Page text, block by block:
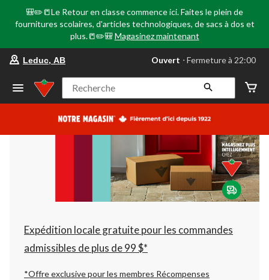
🎒✏️📒Le Retour en classe commence ici. Faites le plein de
fournitures scolaires, d'articles technologiques, de sacs à dos et
plus.📒✏️🎒 Magasinez maintenant
votre
préféré
Leduc,
AB,
courament
Fermeture
à
22:00
cliquer
pour
changer
Leduc, AB Ouvert ⋅ Fermeture à 22:00
Recherche
Expédition locale gratuite pour les commandes
admissibles de plus de 99 $*
*Offre exclusive pour les membres Récompenses